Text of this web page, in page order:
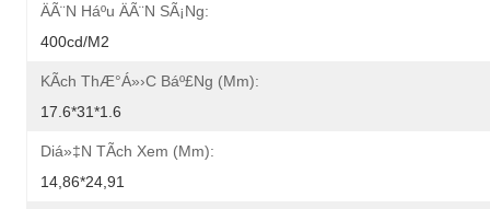
ÄÃ¨n Háº­u ÄÃ¨n SÃ¡ng:
400cd/m2
KÃ­ch ThÆ°á»›c Báº£ng (mm):
17.6*31*1.6
Diá»‡n TÃ­ch Xem (mm):
14,86*24,91